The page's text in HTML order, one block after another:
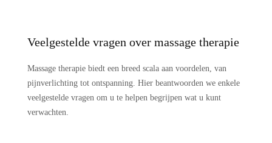
Veelgestelde vragen over massage therapie
Massage therapie biedt een breed scala aan voordelen, van
pijnverlichting tot ontspanning. Hier beantwoorden we enkele
veelgestelde vragen om u te helpen begrijpen wat u kunt
verwachten.